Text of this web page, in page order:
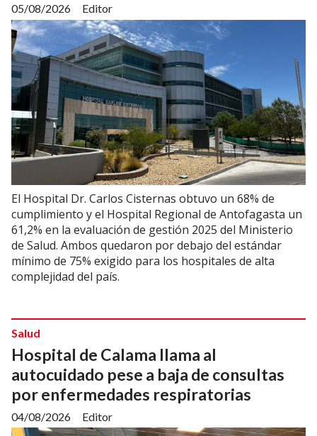
Editor
05/08/2026
El Hospital Dr. Carlos Cisternas obtuvo un 68% de
cumplimiento y el Hospital Regional de Antofagasta un
61,2% en la evaluación de gestión 2025 del Ministerio
de Salud. Ambos quedaron por debajo del estándar
mínimo de 75% exigido para los hospitales de alta
complejidad del país.
Hospital de Calama llama al
autocuidado pese a baja de consultas
por enfermedades respiratorias
Editor
Salud
04/08/2026